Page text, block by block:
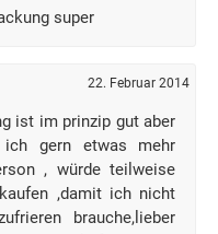
super
22. Februar 2014
ist im prinzip gut aber
ich gern etwas mehr
, würde teilweise
,damit ich nicht
brauche,lieber